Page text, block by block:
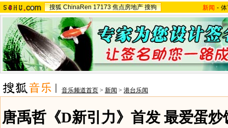
搜狐 ChinaRen 17173 焦点房地产 搜狗 新闻 -
音乐频道首页 > 新闻 > 港台乐闻
唐禹哲《D新引力》首发 最爱蛋